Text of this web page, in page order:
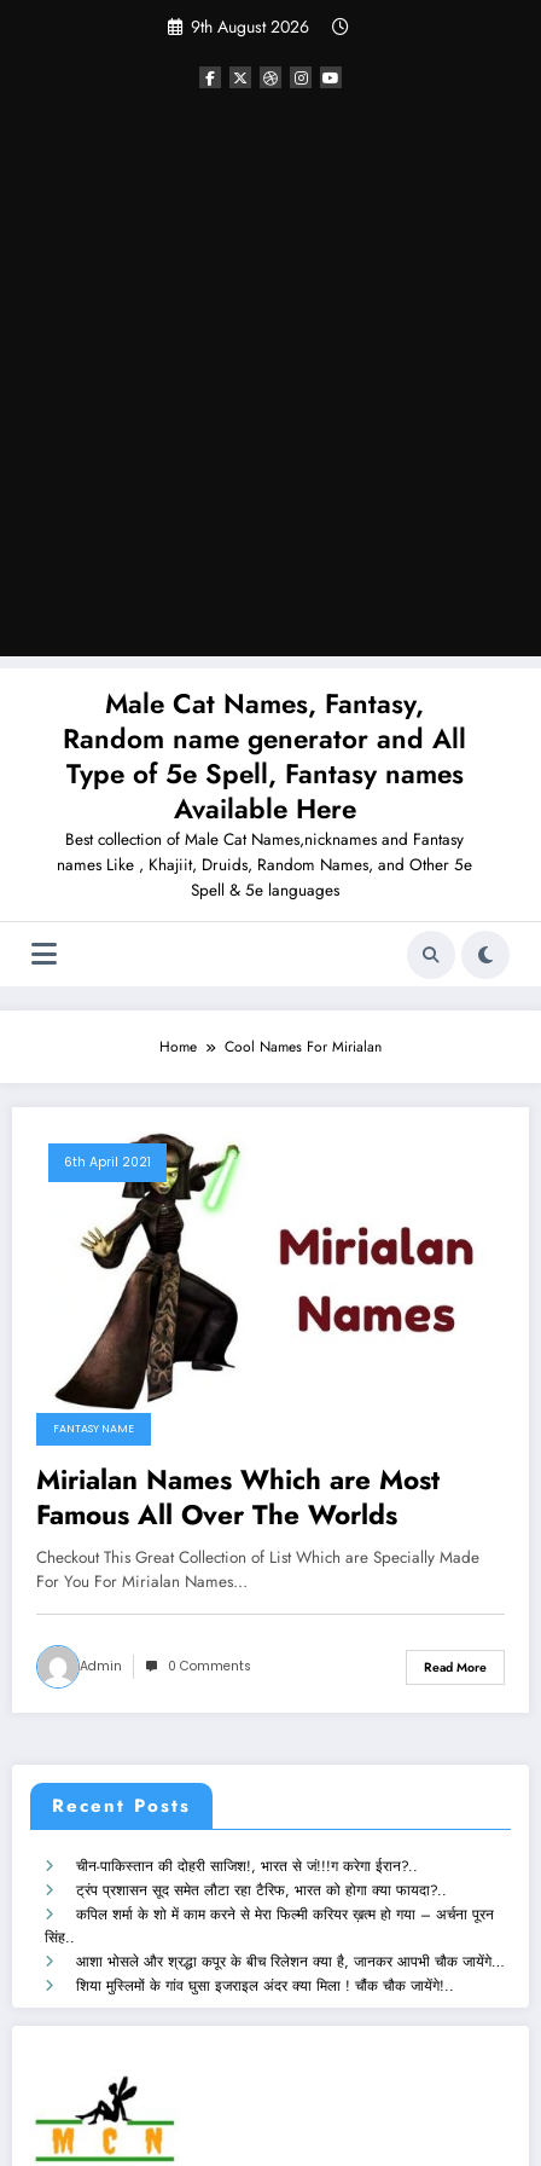
9th August 2026
Male Cat Names, Fantasy,
Random name generator and All
Type of 5e Spell, Fantasy names
Available Here
Best collection of Male Cat Names,nicknames and Fantasy
names Like , Khajiit, Druids, Random Names, and Other 5e
Spell & 5e languages
Home Cool Names For Mirialan
6th April 2021
FANTASY NAME
Mirialan Names Which are Most
Famous All Over The Worlds
Checkout This Great Collection of List Which are Specially Made
For You For Mirialan Names…
Admin 0 Comments Read More
Recent Posts
चीन-पाकिस्तान की दोहरी साजिश!, भारत से जं!!!ग करेगा ईरान?..
ट्रंप प्रशासन सूद समेत लौटा रहा टैरिफ, भारत को होगा क्या फायदा?..
कपिल शर्मा के शो में काम करने से मेरा फिल्मी करियर ख़त्म हो गया – अर्चना पूरन
सिंह..
आशा भोसले और श्रद्धा कपूर के बीच रिलेशन क्या है, जानकर आपभी चौक जायेंगे…
शिया मुस्लिमों के गांव घुसा इजराइल अंदर क्या मिला ! चौंक चौक जायेंगे!..